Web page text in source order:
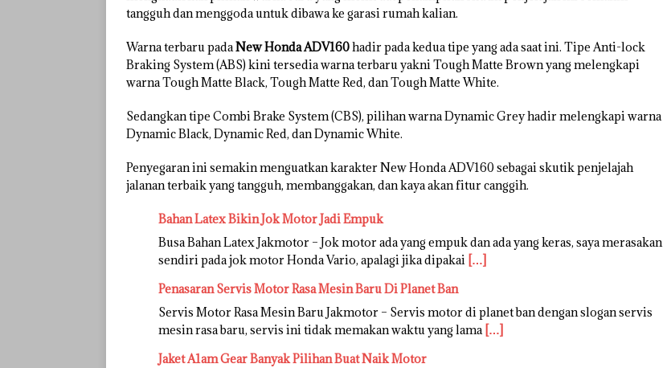
tangguh dan menggoda untuk dibawa ke garasi rumah kalian.
Warna terbaru padaNew Honda ADV160hadir pada kedua tipe yang ada saat ini. Tipe Anti-lock
Braking System (ABS) kini tersedia warna terbaru yakni Tough Matte Brown yang melengkapi
warna Tough Matte Black, Tough Matte Red, dan Tough Matte White.
Sedangkan tipe Combi Brake System (CBS), pilihan warna Dynamic Grey hadir melengkapi warna
Dynamic Black, Dynamic Red, dan Dynamic White.
Penyegaran ini semakin menguatkan karakter New Honda ADV160 sebagai skutik penjelajah
jalanan terbaik yang tangguh, membanggakan, dan kaya akan fitur canggih.
Bahan Latex Bikin Jok Motor Jadi Empuk
Busa Bahan Latex Jakmotor – Jok motor ada yang empuk dan ada yang keras, saya merasakan
sendiri pada jok motor Honda Vario, apalagi jika dipakai […]
Penasaran Servis Motor Rasa Mesin Baru Di Planet Ban
Servis Motor Rasa Mesin Baru Jakmotor – Servis motor di planet ban dengan slogan servis
mesin rasa baru, servis ini tidak memakan waktu yang lama […]
Jaket A1am Gear Banyak Pilihan Buat Naik Motor